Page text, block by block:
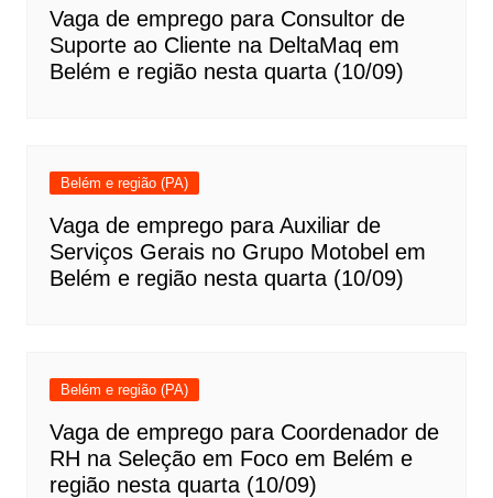
Vaga de emprego para Consultor de
Suporte ao Cliente na DeltaMaq em
Belém e região nesta quarta (10/09)
Belém e região (PA)
Vaga de emprego para Auxiliar de
Serviços Gerais no Grupo Motobel em
Belém e região nesta quarta (10/09)
Belém e região (PA)
Vaga de emprego para Coordenador de
RH na Seleção em Foco em Belém e
região nesta quarta (10/09)